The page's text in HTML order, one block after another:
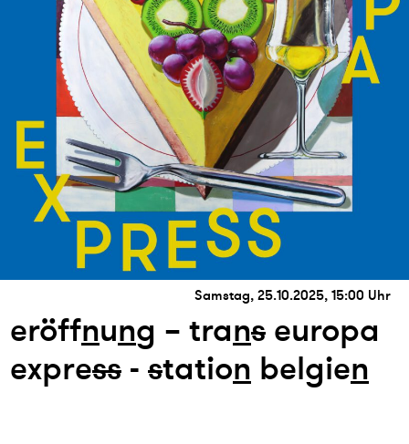
Samstag, 25.10.2025, 15:00 Uhr
eröffnung – transeuropa
express- station belgien